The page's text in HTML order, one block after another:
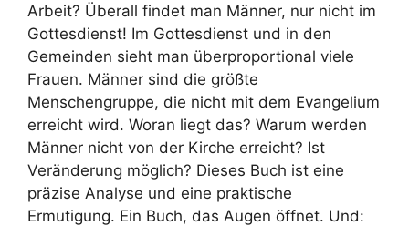
Arbeit? Überall findet man Männer, nur nicht im
Gottesdienst! Im Gottesdienst und in den
Gemeinden sieht man überproportional viele
Frauen. Männer sind die größte
Menschengruppe, die nicht mit dem Evangelium
erreicht wird. Woran liegt das? Warum werden
Männer nicht von der Kirche erreicht? Ist
Veränderung möglich? Dieses Buch ist eine
präzise Analyse und eine praktische
Ermutigung. Ein Buch, das Augen öffnet. Und: